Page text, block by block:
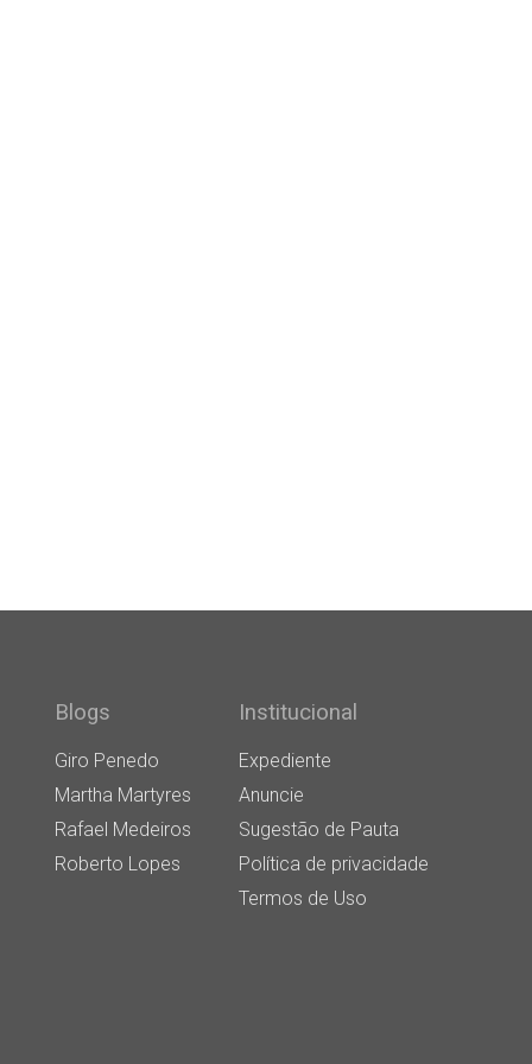
Blogs
Giro Penedo
Martha Martyres
Rafael Medeiros
Roberto Lopes
Institucional
Expediente
Anuncie
Sugestão de Pauta
Política de privacidade
Termos de Uso